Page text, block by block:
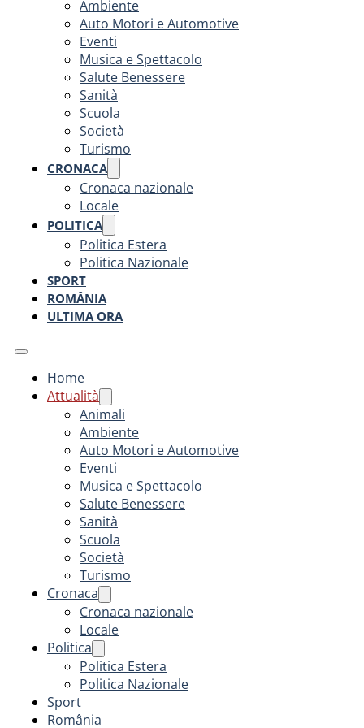
Ambiente
Auto Motori e Automotive
Eventi
Musica e Spettacolo
Salute Benessere
Sanità
Scuola
Società
Turismo
CRONACA
Cronaca nazionale
Locale
POLITICA
Politica Estera
Politica Nazionale
SPORT
ROMÂNIA
ULTIMA ORA
Home
Attualità
Animali
Ambiente
Auto Motori e Automotive
Eventi
Musica e Spettacolo
Salute Benessere
Sanità
Scuola
Società
Turismo
Cronaca
Cronaca nazionale
Locale
Politica
Politica Estera
Politica Nazionale
Sport
România